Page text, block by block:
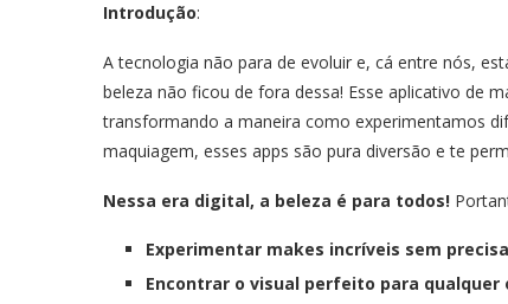
Introdução:
A tecnologia não para de evoluir e, cá entre nós,
beleza não ficou de fora dessa! Esse aplicativo de
transformando a maneira como experimentamos
maquiagem, esses apps são pura diversão e te
Nessa era digital, a beleza é para todos!
Experimentar makes incríveis sem
Encontrar o visual perfeito para qualquer